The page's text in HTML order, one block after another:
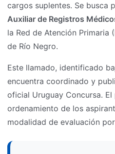
cargos suplentes. Se busca
Auxiliar de Registros
la Red de Atención Primaria
de Río Negro.
Este llamado, identificado
encuentra coordinado y
oficial Uruguay Concursa.
ordenamiento de los
modalidad de evaluación